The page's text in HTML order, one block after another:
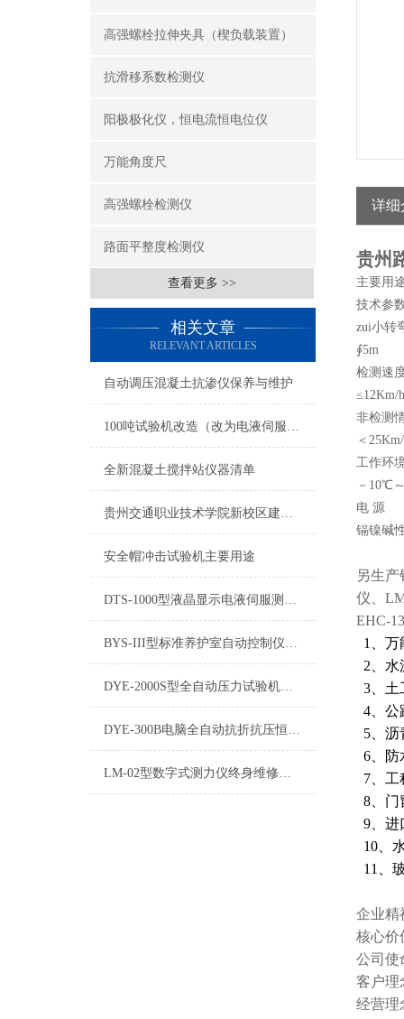
高强螺栓拉伸夹具（楔负载装置）
抗滑移系数检测仪
阳极极化仪，恒电流恒电位仪
万能角度尺
高强螺栓检测仪
路面平整度检测仪
查看更多 >>
相关文章
RELEVANT ARTICLES
自动调压混凝土抗渗仪保养与维护
100吨试验机改造（改为电液伺服式）
全新混凝土搅拌站仪器清单
贵州交通职业技术学院新校区建设项目试验仪器
安全帽冲击试验机主要用途
DTS-1000型液晶显示电液伺服测控系统使用说明书
BYS-III型标准养护室自动控制仪适用面积
DYE-2000S型全自动压力试验机操作说明书
DYE-300B电脑全自动抗折抗压恒应力试验机全新报价
LM-02型数字式测力仪终身维修服务到位
详细
贵州
主要用
技术参
zui小转
∮5m
检测速
≤12Km/h
非检测
＜
工作环
－10℃
电 源
镉镍碱
另生产
仪、
EHC-
1、
2、水
3、土
4、公
5、沥
6、防
7、工
8、门
9、进
10、
11、
企业精
核心价
公司使
客户理
经营理